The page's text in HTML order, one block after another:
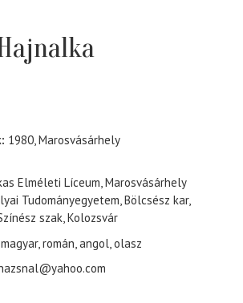
1980, Marosvásárhely
Elméleti Líceum, Marosvásárhely
Tudományegyetem, Bölcsész kar,
szak, Kolozsvár
magyar, román, angol, olasz